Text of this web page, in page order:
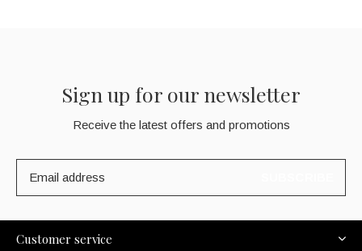
Sign up for our newsletter
Receive the latest offers and promotions
Customer service